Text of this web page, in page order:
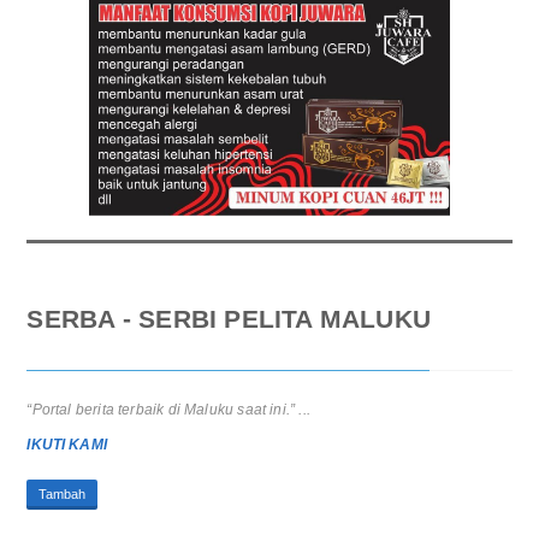
SERBA - SERBI PELITA MALUKU
“Portal berita terbaik di Maluku saat ini.” ...
IKUTI KAMI
Tambah